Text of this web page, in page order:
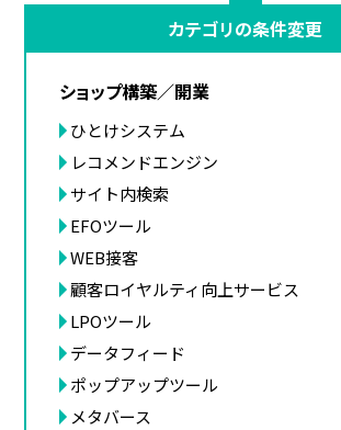
カテゴリの条件変更
ショップ構築／開業
ひとけシステム
レコメンドエンジン
サイト内検索
EFOツール
WEB接客
顧客ロイヤルティ向上サービス
LPOツール
データフィード
ポップアップツール
メタバース